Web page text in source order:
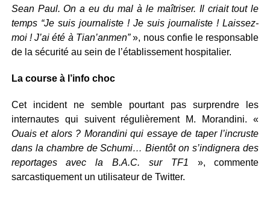
Sean Paul. On a eu du mal à le maîtriser. Il criait tout le
temps “Je suis journaliste ! Je suis journaliste ! Laissez-
moi ! J’ai été à Tian’anmen”», nous confie le responsable
de la sécurité au sein de l’établissement hospitalier.
La course à l’info choc
Cet incident ne semble pourtant pas surprendre les
internautes qui suivent régulièrement M. Morandini. «
Ouais et alors ? Morandini qui essaye de taper l’incruste
dans la chambre de Schumi… Bientôt on s’indignera des
reportages avec la B.A.C. sur TF1 », commente
sarcastiquement un utilisateur de Twitter.